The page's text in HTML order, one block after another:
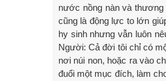
nước nồng nàn và
cũng là động lực to lớn
hy sinh nhưng vẫn luôn
Người: Cả đời tôi chỉ có
nơi núi non, hoặc ra vào
đuổi một mục đích, làm